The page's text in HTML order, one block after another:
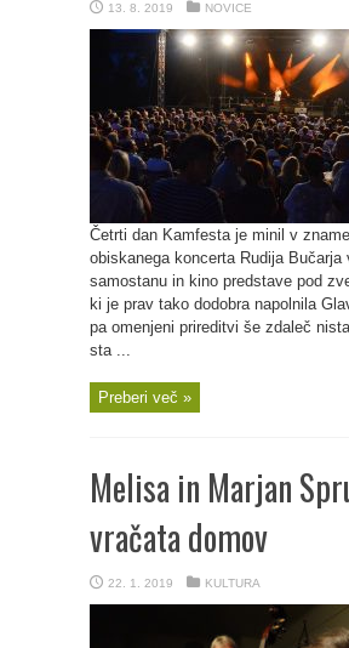
13. 8. 2019 NOVICE
Četrti dan Kamfesta je minil v
obiskanega koncerta Rudija Bučarja
samostanu in kino predstave pod
ki je prav tako dodobra napolnila
pa omenjeni prireditvi še zdaleč
sta ...
Preberi več »
Melisa in Marjan
vračata domov
22. 1. 2019 KULTURA